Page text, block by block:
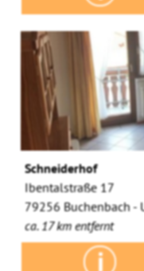
Schneiderhof
Ibentalstraße 17
79256 Buchenbach -
ca. 17 km entfernt